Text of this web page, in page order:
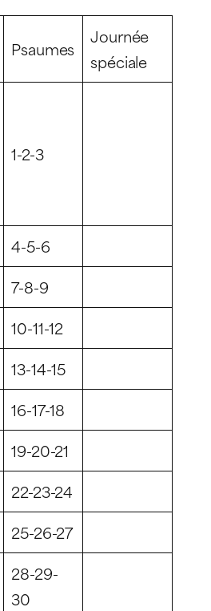
Psaumes
Journée
spéciale
1-2-3
4-5-6
7-8-9
10-11-12
13-14-15
16-17-18
19-20-21
22-23-24
25-26-27
28-29-
30